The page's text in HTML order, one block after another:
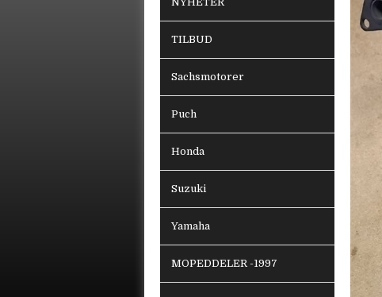
TILBUD
Sachsmotorer
Puch
Honda
Suzuki
Yamaha
MOPEDDELER -1997